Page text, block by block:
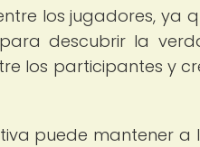
los jugadores, ya
descubrir la
los participantes y
puede mantener a